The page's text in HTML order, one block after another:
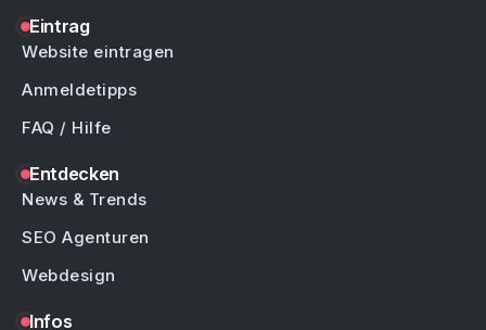
Eintrag
Website eintragen
Anmeldetipps
FAQ / Hilfe
Entdecken
News & Trends
SEO Agenturen
Webdesign
Infos